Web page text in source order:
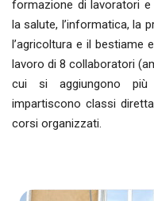
formazione di lavoratori
la salute, l’informatica, la
l’agricoltura e il bestiame
lavoro di 8 collaboratori
cui si aggiungono
impartiscono classi
corsi organizzati.